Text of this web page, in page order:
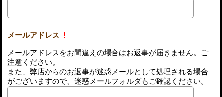
メールアドレス !
メールアドレスをお間違えの場合はお返事が届きません。ご
注意ください。
また、弊店からのお返事が迷惑メールとして処理される場合
がございますので、迷惑メールフォルダもご確認ください。